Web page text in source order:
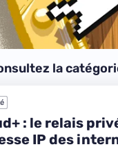
la
: le relais
IP des